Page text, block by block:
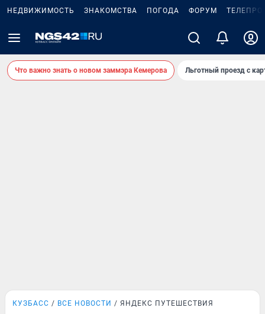
НЕДВИЖИМОСТЬ ЗНАКОМСТВА ПОГОДА ФОРУМ
Что важно знать о новом заммэра Кемерова Льготный проезд с
КУЗБАСС ВСЕ НОВОСТИ ЯНДЕКС ПУТЕШЕСТВИЯ